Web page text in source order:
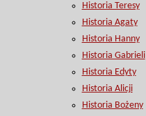
Historia Teresy
Historia Agaty
Historia Hanny
Historia Gabrieli
Historia Edyty
Historia Alicji
Historia Bożeny